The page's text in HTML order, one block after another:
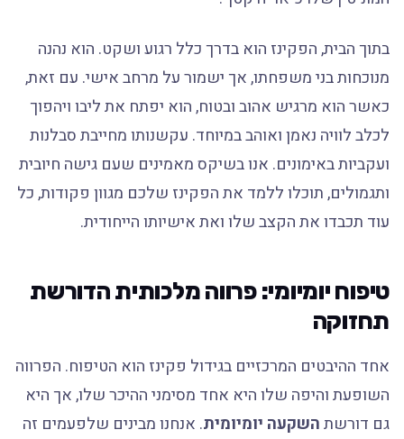
בתוך הבית, הפקינז הוא בדרך כלל רגוע ושקט. הוא נהנה
מנוכחות בני משפחתו, אך ישמור על מרחב אישי. עם זאת,
כאשר הוא מרגיש אהוב ובטוח, הוא יפתח את ליבו ויהפוך
לכלב לוויה נאמן ואוהב במיוחד. עקשנותו מחייבת סבלנות
ועקביות באימונים. אנו בשיקס מאמינים שעם גישה חיובית
ותגמולים, תוכלו ללמד את הפקינז שלכם מגוון פקודות, כל
עוד תכבדו את הקצב שלו ואת אישיותו הייחודית.
טיפוח יומיומי: פרווה מלכותית הדורשת
תחזוקה
אחד ההיבטים המרכזיים בגידול פקינז הוא הטיפוח. הפרווה
השופעת והיפה שלו היא אחד מסימני ההיכר שלו, אך היא
גם דורשתהשקעה יומיומית. אנחנו מבינים שלפעמים זה